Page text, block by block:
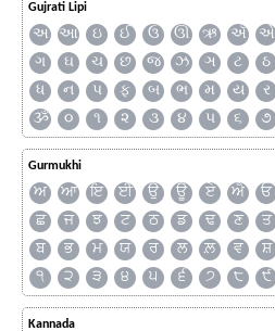
Gujrati Lipi
અ આ ઇ ઈ ઉ ઊ ઋ ઍ એ
ગ
ઘ ચ છ જ ઝ ઞ ટ ઠ
ધ
ન પ ફ બ ભ મ ય ર
ૐ
૦ ૧ ૨ ૩ ૪ ૫ ૬ ૭
Gurmukhi
ਅ ਆ ਇ ਈ ਉ ਊ ਏ ਐ ਓ
ਛ
ਜ ਝ ਟ ਠ ਡ ਢ ਣ ਤ
ਬ
ਭ ਮ ਯ ਰ ਲ ਲ਼ ਵ ਸ਼
੧
੨ ੩ ੪ ੫ ੬ ੭ ੮ ੯
Kannada